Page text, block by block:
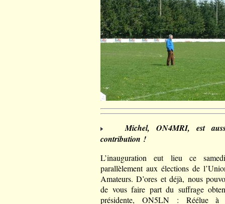
Michel, ON4MRI, est
contribution !
L’inauguration eut lieu ce
parallèlement aux élections de
Amateurs. D’ores et déjà, nous
de vous faire part du suffrage
présidente, ON5LN : Réélue à